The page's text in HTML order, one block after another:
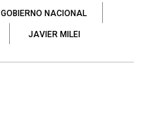
GOBIERNO NACIONAL
JAVIER MILEI